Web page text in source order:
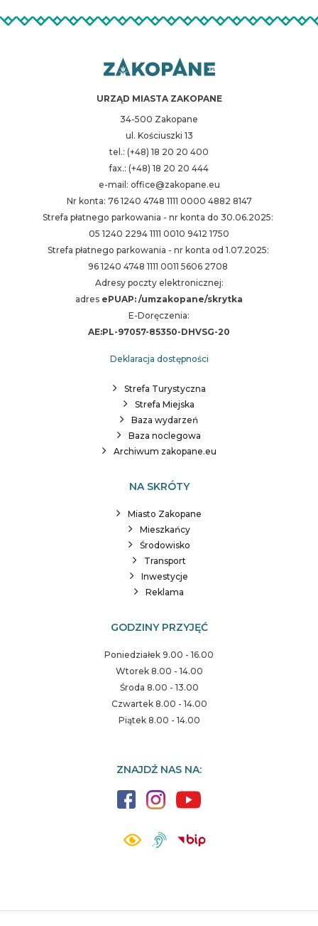
URZĄD MIASTA ZAKOPANE
34-500 Zakopane
ul. Kościuszki 13
tel.: (+48) 18 20 20 400
fax.: (+48) 18 20 20 444
e-mail: office@zakopane.eu
Nr konta: 76 1240 4748 1111 0000 4882 8147
Strefa płatnego parkowania - nr konta do 30.06.2025:
05 1240 2294 1111 0010 9412 1750
Strefa płatnego parkowania - nr konta od 1.07.2025:
96 1240 4748 1111 0011 5606 2708
Adresy poczty elektronicznej:
adres ePUAP: /umzakopane/skrytka
E-Doręczenia:
AE:PL-97057-85350-DHVSG-20
Deklaracja dostępności
Strefa Turystyczna
Strefa Miejska
Baza wydarzeń
Baza noclegowa
Archiwum zakopane.eu
NA SKRÓTY
Miasto Zakopane
Mieszkańcy
Środowisko
Transport
Inwestycje
Reklama
GODZINY PRZYJĘĆ
Poniedziałek 9.00 - 16.00
Wtorek 8.00 - 14.00
Środa 8.00 - 13.00
Czwartek 8.00 - 14.00
Piątek 8.00 - 14.00
ZNAJDŹ NAS NA: